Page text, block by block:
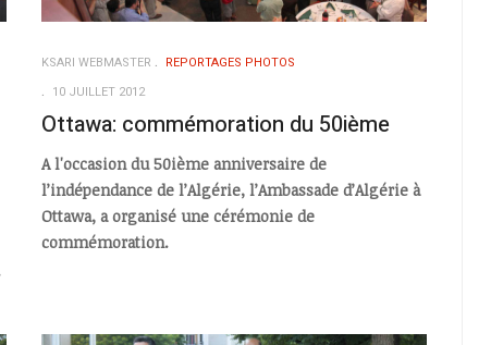
KSARI WEBMASTER
REPORTAGES PHOTOS
10 JUILLET 2012
Ottawa: commémoration du 50ième
A l'occasion du 50ième anniversaire de
l’indépendance de l’Algérie, l’Ambassade d’Algérie à
Ottawa, a organisé une cérémonie de
commémoration.